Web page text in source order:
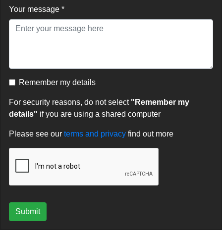
Your message *
Remember my details
For security reasons, do not select "Remember my
details" if you are using a shared computer
Please see our terms and privacy find out more
Submit